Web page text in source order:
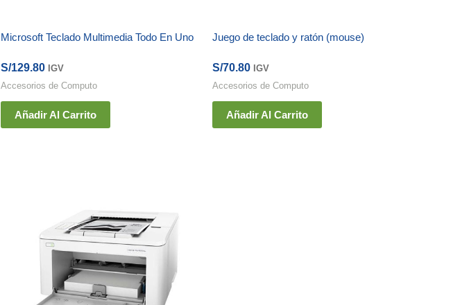
Microsoft Teclado Multimedia Todo En Uno
S/129.80 IGV
Accesorios de Computo
Añadir Al Carrito
Juego de teclado y ratón (mouse)
S/70.80 IGV
Accesorios de Computo
Añadir Al Carrito